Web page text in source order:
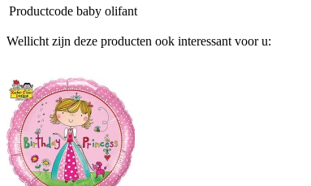
Productcode baby olifant
Wellicht zijn deze producten ook interessant voor u: